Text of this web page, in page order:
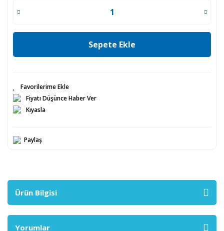
Sepete Ekle
Fiyatı Düşünce Haber Ver
Kıyasla
Paylaş
Ürün Bilgisi
Yorumlar